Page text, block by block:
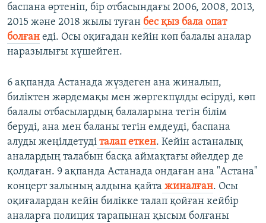
баспана өртеніп, бір отбасындағы 2006, 2008, 2013,
2015 және 2018 жылы туған бес қыз бала опат
болған еді.​ Осы оқиғадан кейін көп балалы аналар
наразылығы күшейген.
6 ақпанда Астанада жүздеген ана жиналып,
биліктен жәрдемақы мен жөргекпұлды өсіруді, көп
балалы отбасылардың балаларына тегін білім
беруді, ана мен баланы тегін емдеуді, баспана
алуды жеңілдетуді талап еткен. Кейін астаналық
аналардың талабын басқа аймақтағы әйелдер де
қолдаған. 9 ақпанда Астанада ондаған ана "Астана"
концерт залының алдына қайта жиналған. Осы
оқиғалардан кейін билікке талап қойған кейбір
аналарға полиция тарапынан қысым болғаны